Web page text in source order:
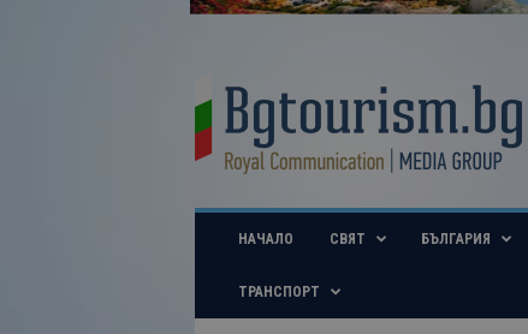
u
i
b
НАЧАЛО СВЯТ БЪЛГАРИЯ
ТРАНСПОРТ